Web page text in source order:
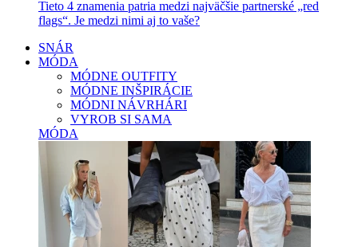
Tieto 4 znamenia patria medzi najväčšie partnerské „red
flags“. Je medzi nimi aj to vaše?
SNÁR
MÓDA
MÓDNE OUTFITY
MÓDNE INŠPIRÁCIE
MÓDNI NÁVRHÁRI
VYROB SI SAMA
MÓDA